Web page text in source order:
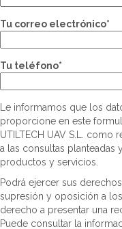
Tu correo electrónico*
Tu teléfono*
Le informamos que los
proporcione en este
UTILTECH UAV S.L.
a las consultas
productos y servicios.
Podrá ejercer sus
supresión y oposición a
derecho a presentar una
Puede consultar la